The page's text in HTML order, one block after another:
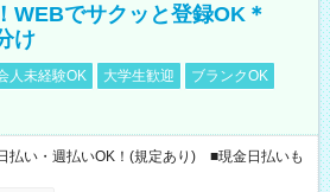
WEBでサクッと登録OK＊
け
人未経験OK 大学生歓迎
ブランクOK
い・週払いOK！(規定あり) ■現金日払いも